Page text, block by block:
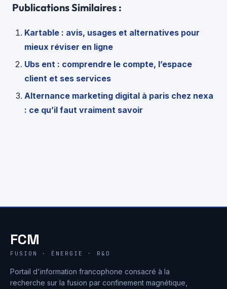
Publications Similaires :
Kartable : avis, usages et alternatives pour
mieux réviser en ligne
Ubs ent : comprendre le compte, l’espace
client et ses services
Alternance marketing digital à paris chez nexa
: ce qu’il faut vraiment savoir
FCM
FUSION · ÉNERGIE · R&D
Portail d'information francophone consacré à la
recherche sur la fusion par confinement magnétique,